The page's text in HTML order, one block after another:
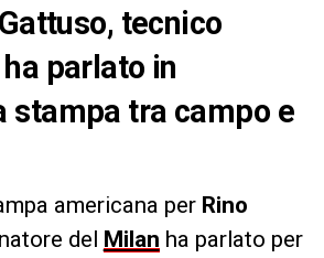
Gattuso, tecnico
parlato in
stampa tra campo e
americana per Rino
del Milan ha parlato per